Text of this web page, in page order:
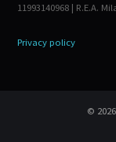
11993140968 | R.E.A.
Privacy policy
©